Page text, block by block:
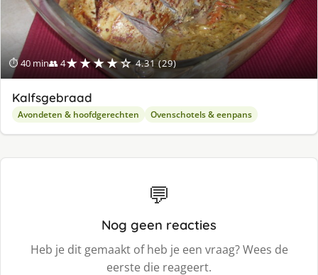
⏱ 40 min👥 4★★★★☆ 4.31 (29)
Kalfsgebraad
Avondeten & hoofdgerechten Ovenschotels & eenpans
💬
Nog geen reacties
Heb je dit gemaakt of heb je een vraag? Wees de
eerste die reageert.